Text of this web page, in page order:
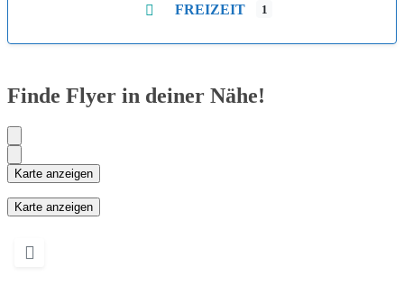
FREIZEIT 1
Finde Flyer in deiner Nähe!
Karte anzeigen
Karte anzeigen